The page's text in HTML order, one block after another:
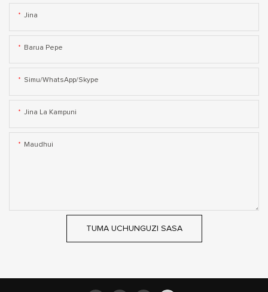
Jina
Barua Pepe
Simu/WhatsApp/Skype
Jina La Kampuni
Maudhui
TUMA UCHUNGUZI SASA